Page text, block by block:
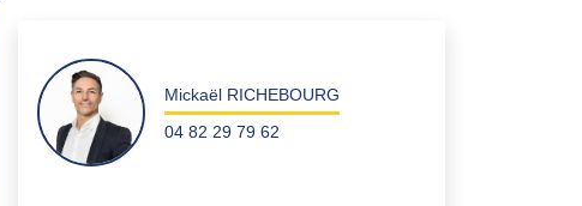
Mickaël RICHEBOURG
04 82 29 79 62